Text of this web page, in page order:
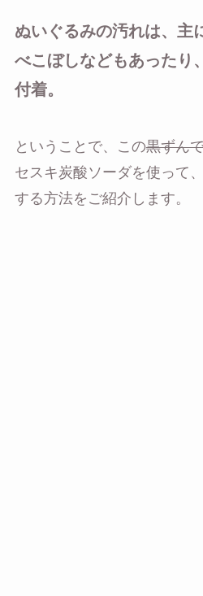
ぬいぐるみの汚れは、主
べこぼしなどもあったり
付着。
ということで、この黒ずん
セスキ炭酸ソーダを使って
する方法をご紹介します。